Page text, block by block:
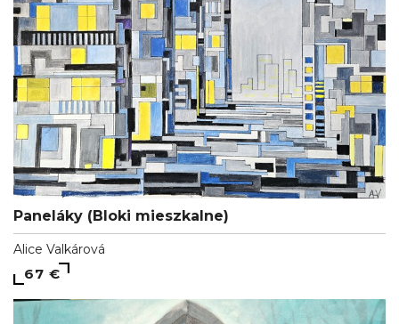
Paneláky (Bloki mieszkalne)
Alice Valkárová
67 €